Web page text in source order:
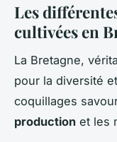
Les
cultivées en
La Bretagne,
pour la diversité
coquillages
production et les